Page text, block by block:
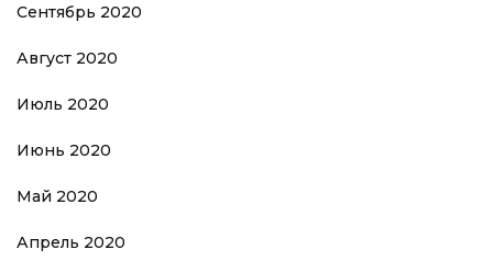
Сентябрь 2020
Август 2020
Июль 2020
Июнь 2020
Май 2020
Апрель 2020